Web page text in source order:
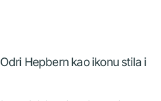
Hepbern kao ikonu stila i